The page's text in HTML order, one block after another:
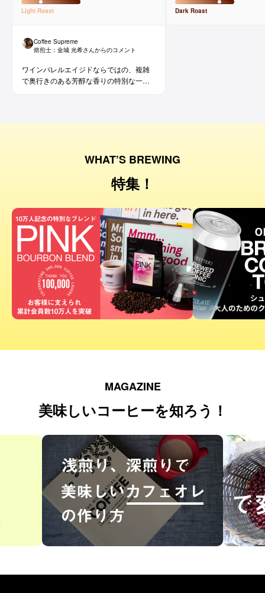
Light Roast
Coffee Supreme
焙煎士： 金城 光希さんからのコメント
ワインバレルエイジドならではの、複雑
で奥行きのある芳醇な香りの特別な一杯
Dark Roast
WHAT’S BREWING
特集！
MAGAZINE
美味しいコーヒーを知ろう！